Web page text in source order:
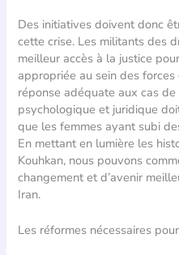
Des initiatives doivent donc
cette crise. Les militants des
meilleur accès à la justice
appropriée au sein des forces
réponse adéquate aux cas
psychologique et juridique
que les femmes ayant subi
En mettant en lumière les
Kouhkan, nous pouvons
changement et d’avenir
Iran.
Les réformes nécessaires